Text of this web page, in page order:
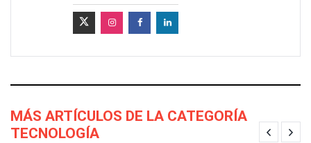
MÁS ARTÍCULOS DE LA CATEGORÍA
TECNOLOGÍA